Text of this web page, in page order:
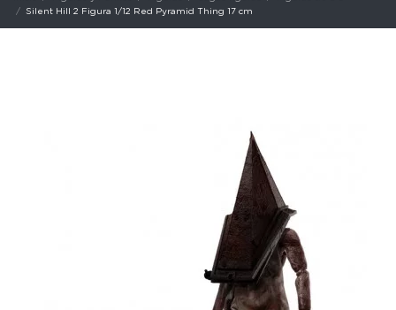
Silent Hill 2 Figura 1/12 Red Pyramid Thing 17 cm